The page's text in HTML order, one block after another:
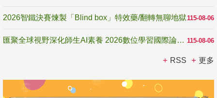
115-08-06
2026智鐵決賽煉製「Blind box」特效藥/翻轉無聊地獄
115-08-06
匯聚全球視野深化師生AI素養 2026數位學習國際論壇高雄登場
RSS 更多